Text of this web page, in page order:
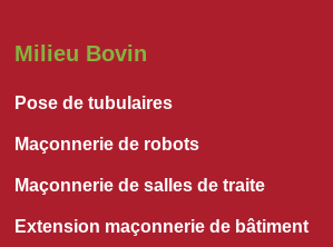
Milieu Bovin
Pose de tubulaires
Maçonnerie de robots
Maçonnerie de salles de traite
Extension maçonnerie de bâtiment